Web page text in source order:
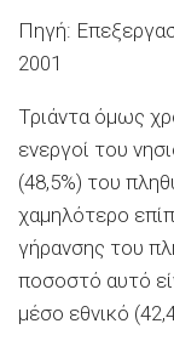
Πηγή:
2001
Τριάντα όμως
ενεργοί του
(48,5%) του
χαμηλότερο
γήρανσης του
ποσοστό αυτό
μέσο εθνικό